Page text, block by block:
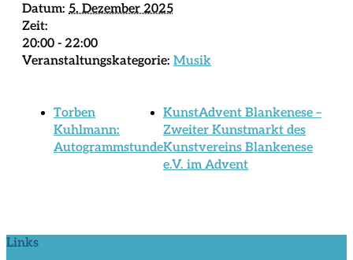
Datum: 5. Dezember 2025
Zeit:
20:00 - 22:00
Veranstaltungskategorie: Musik
Torben
Kuhlmann:
Autogrammstunde
KunstAdvent Blankenese –
Zweiter Kunstmarkt des
Kunstvereins Blankenese
e.V. im Advent
Links